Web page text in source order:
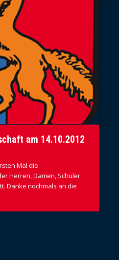
am 14.10.2012
Mal die
Herren, Damen, Schüler
Danke nochmals an die